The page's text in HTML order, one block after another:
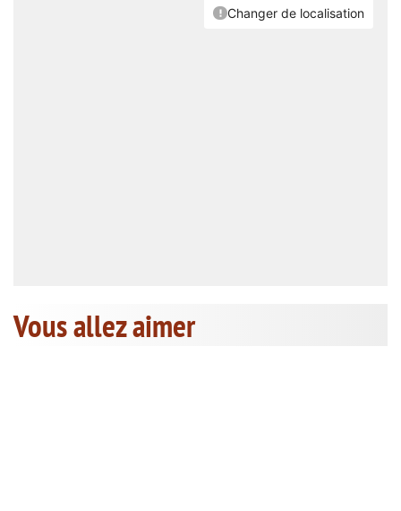
Vous allez aimer